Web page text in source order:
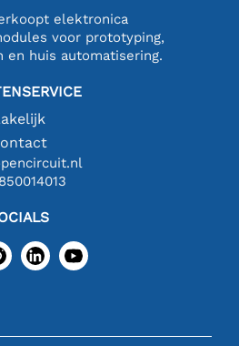
elektronica
voor prototyping,
en huis automatisering.